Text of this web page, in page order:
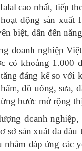
cao nhất, tiếp
động sản xuất
biệt, dẫn đến
doanh nghiệp
có khoảng 1.000
đáng kể so
đồ uống, sữa,
bước mở rộng
doanh
sở sản xuất đã
đáp ứng các